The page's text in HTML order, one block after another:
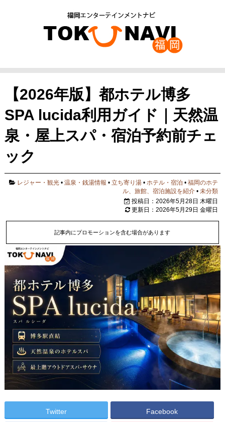
【2026年版】都ホテル博多
SPA lucida利用ガイド｜天然温
泉・屋上スパ・宿泊予約前チェ
ック
レジャー・観光 •温泉・銭湯情報 •立ち寄り湯 •ホテル・宿泊 •福岡のホテ
ル、旅館、宿泊施設を紹介 •未分類
投稿日：2026年5月28日 木曜日
更新日：2026年5月29日 金曜日
記事内にプロモーションを含む場合があります
Twitter Facebook